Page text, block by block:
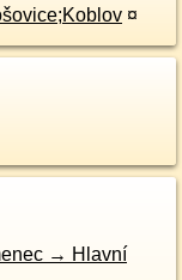
¤
→ Hlavní